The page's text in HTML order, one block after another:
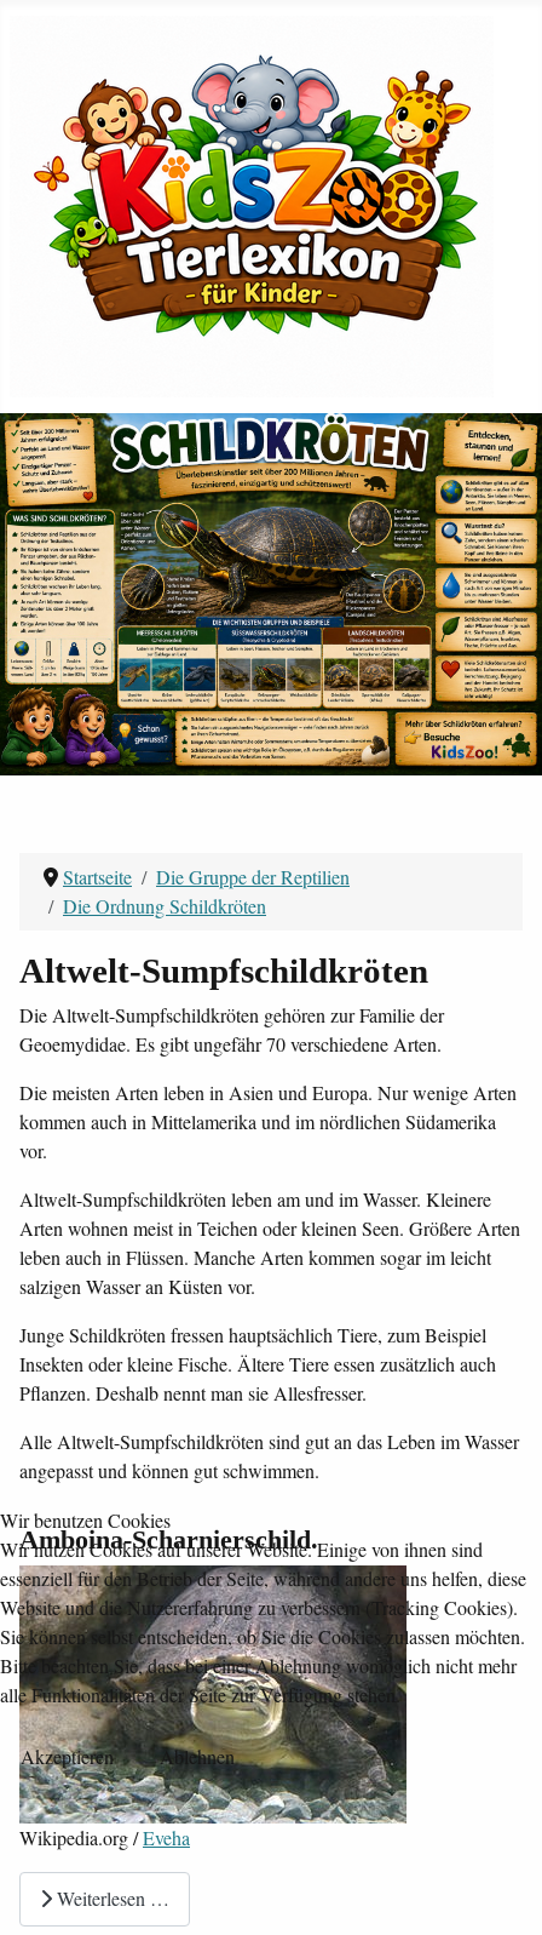
Startseite
Die Gruppe der Reptilien
Die Ordnung Schildkröten
Altwelt-Sumpfschildkröten
Die Altwelt-Sumpfschildkröten gehören zur Familie der
Geoemydidae. Es gibt ungefähr 70 verschiedene Arten.
Die meisten Arten leben in Asien und Europa. Nur wenige Arten
kommen auch in Mittelamerika und im nördlichen Südamerika
vor.
Altwelt-Sumpfschildkröten leben am und im Wasser. Kleinere
Arten wohnen meist in Teichen oder kleinen Seen. Größere Arten
leben auch in Flüssen. Manche Arten kommen sogar im leicht
salzigen Wasser an Küsten vor.
Junge Schildkröten fressen hauptsächlich Tiere, zum Beispiel
Insekten oder kleine Fische. Ältere Tiere essen zusätzlich auch
Pflanzen. Deshalb nennt man sie Allesfresser.
Alle Altwelt-Sumpfschildkröten sind gut an das Leben im Wasser
angepasst und können gut schwimmen.
Amboina-Scharnierschild.
Wikipedia.org /Eveha
Weiterlesen …
Wir benutzen Cookies
Wir nutzen Cookies auf unserer Website. Einige von ihnen sind
essenziell für den Betrieb der Seite, während andere uns helfen, diese
Website und die Nutzererfahrung zu verbessern (Tracking Cookies).
Sie können selbst entscheiden, ob Sie die Cookies zulassen möchten.
Bitte beachten Sie, dass bei einer Ablehnung womöglich nicht mehr
alle Funktionalitäten der Seite zur Verfügung stehen.
Akzeptieren Ablehnen